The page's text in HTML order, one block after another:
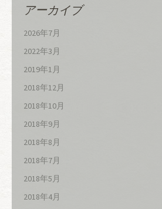
アーカイブ
2026年7月
2022年3月
2019年1月
2018年12月
2018年10月
2018年9月
2018年8月
2018年7月
2018年5月
2018年4月